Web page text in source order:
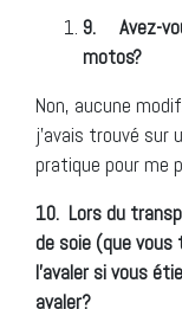
9. Avez-
motos?
Non, aucune
j’avais trouvé
pratique pour me
10. Lors du
de soie (que
l’avaler si vous
avaler?